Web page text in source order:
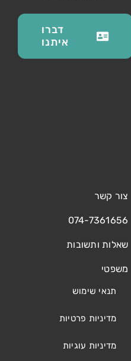
צור קשר
074-7361656
שאלות ותשובות
משפטי
תנאי שימוש
מדיניות פרטיות
מדיניות עוגיות
דברו
איתנו